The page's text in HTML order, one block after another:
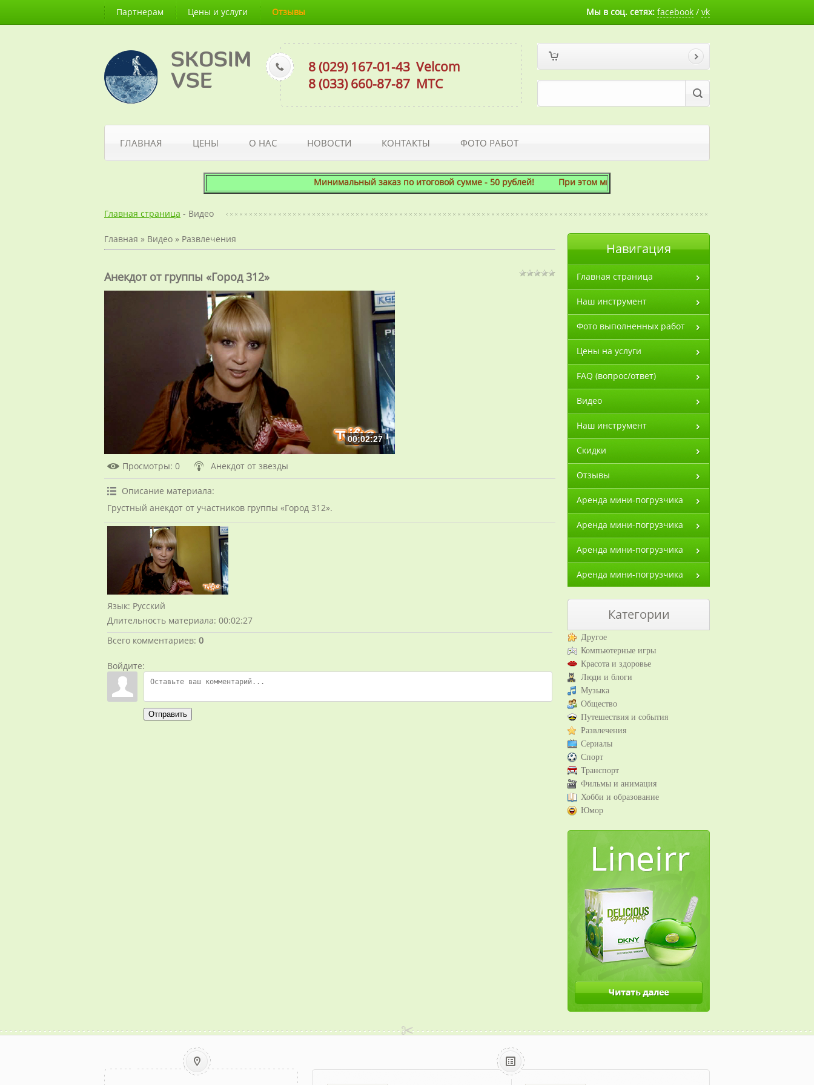
Партнерам Цены и услуги Отзывы Мы в соц. сетях: facebook / vk
SKOSIM
VSE
8 (029) 167-01-43 Velcom
8 (033) 660-87-87 МТС
ГЛАВНАЯ ЦЕНЫ О НАС НОВОСТИ КОНТАКТЫ ФОТО РАБОТ
Минимальный заказ по итоговой сумме - 50 рублей! При этом мы готовы скосить даже 1 сотку!
Главная страница - Видео
Главная » Видео » Развлечения
Анекдот от группы «Город 312»
00:02:27
Просмотры: 0 Анекдот от звезды
Описание материала:
Грустный анекдот от участников группы «Город 312».
Язык: Русский
Длительность материала: 00:02:27
Всего комментариев: 0
Войдите:
Отправить
Навигация
Главная страница
Наш инструмент
Фото выполненных работ
Цены на услуги
FAQ (вопрос/ответ)
Видео
Наш инструмент
Скидки
Отзывы
Аренда мини-погрузчика
Аренда мини-погрузчика
Аренда мини-погрузчика
Аренда мини-погрузчика
Категории
Другое
Компьютерные игры
Красота и здоровье
Люди и блоги
Музыка
Общество
Путешествия и события
Развлечения
Сериалы
Спорт
Транспорт
Фильмы и анимация
Хобби и образование
Юмор